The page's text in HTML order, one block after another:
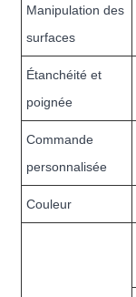
Manipulation des
surfaces
Étanchéité et
poignée
Commande
personnalisée
Couleur